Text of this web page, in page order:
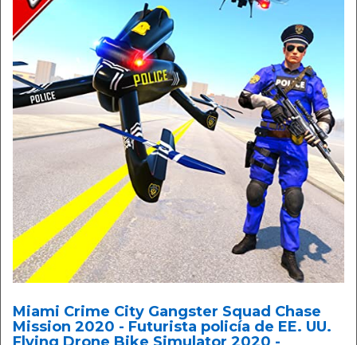
Miami Crime City Gangster Squad Chase
Mission 2020 - Futurista policía de EE. UU.